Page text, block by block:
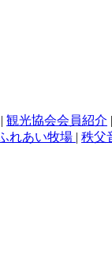
| 観光協会会員紹介 |
れあい牧場 | 秩父